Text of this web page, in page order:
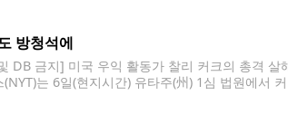
방청석에
DB 금지] 미국 우익 활동가 찰리 커크의 총격 살
는 6일(현지시간) 유타주(州) 1심 법원에서